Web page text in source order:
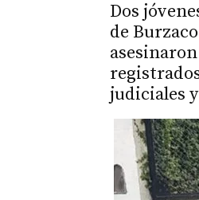
Dos
de
judiciales